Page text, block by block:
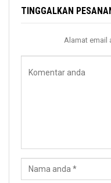
TINGGALKAN
Alamat email